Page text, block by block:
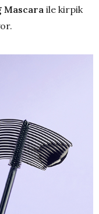
Mascara ile kirpik